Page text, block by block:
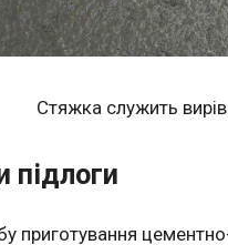
Стяжка служить
приготування